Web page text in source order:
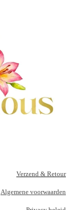
Verzend & Retour
Algemene voorwaarden